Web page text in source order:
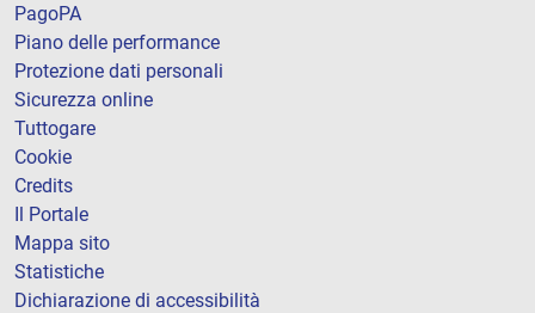
PagoPA
Piano delle performance
Protezione dati personali
Sicurezza online
Tuttogare
Cookie
Credits
Il Portale
Mappa sito
Statistiche
Dichiarazione di accessibilità